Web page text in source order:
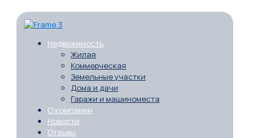
Недвижимость
Жилая
Коммерческая
Земельные участки
Дома и дачи
Гаражи и машиноместа
О компании
Новости
Отзывы